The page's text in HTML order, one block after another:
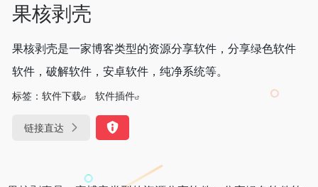
果核剥壳
果核剥壳是一家博客类型的资源分享软件，分享绿色软件
软件，破解软件，安卓软件，纯净系统等。
标签： 软件下载 软件插件
链接直达